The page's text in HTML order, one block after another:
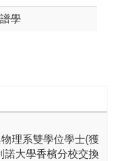
學
理系雙學位學士(獲
諾大學香檳分校交換